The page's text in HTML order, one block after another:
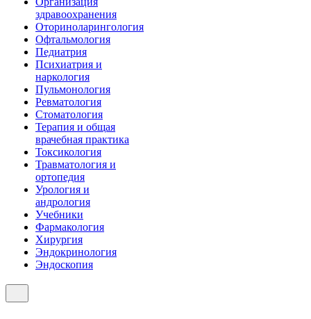
здравоохранения
Оториноларингология
Офтальмология
Педиатрия
Психиатрия и
наркология
Пульмонология
Ревматология
Стоматология
Терапия и общая
врачебная практика
Токсикология
Травматология и
ортопедия
Урология и
андрология
Учебники
Фармакология
Хирургия
Эндокринология
Эндоскопия